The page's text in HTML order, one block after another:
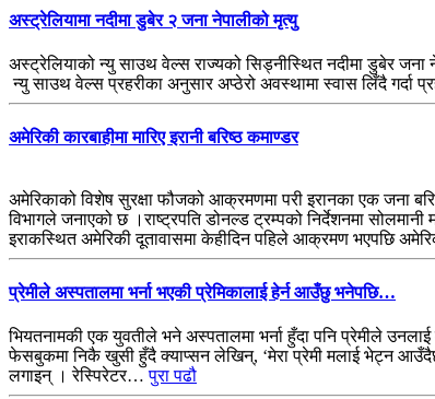
अस्ट्रेलियामा नदीमा डुबेर २ जना नेपालीको मृत्यु
अस्ट्रेलियाको न्यु साउथ वेल्स राज्यको सिड्नीस्थित नदीमा डुबेर जना
न्यु साउथ वेल्स प्रहरीका अनुसार अप्ठेरो अवस्थामा स्वास लिँदै गर्दा
अमेरिकी कारबाहीमा मारिए इरानी बरिष्ठ कमाण्डर
अमेरिकाको विशेष सुरक्षा फौजको आक्रमणमा परी इरानका एक जना
विभागले जनाएको छ ।राष्ट्रपति डोनल्ड ट्रम्पको निर्देशनमा
इराकस्थित अमेरिकी दूतावासमा केहीदिन पहिले आक्रमण भएपछि
प्रेमीले अस्पतालमा भर्ना भएकी प्रेमिकालाई हेर्न आउँछु भनेपछि…
भियतनामकी एक युवतीले भने अस्पतालमा भर्ना हुँदा पनि प्रेमीले
फेसबुकमा निकै खुसी हुँदै क्याप्सन लेखिन्, ‘मेरा प्रेमी मलाई भेट्न
लगाइन् । रेस्पिरेटर…पुरा पढौ